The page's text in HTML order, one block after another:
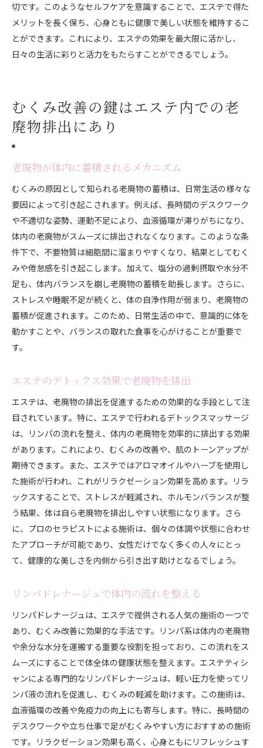
切です。このようなセルフケアを意識することで、エステで得た
メリットを長く保ち、心身ともに健康で美しい状態を維持するこ
とができます。これにより、エステの効果を最大限に活かし、
日々の生活に彩りと活力をもたらすことができるでしょう。
むくみ改善の鍵はエステ内での老
廃物排出にあり
老廃物が体内に蓄積されるメカニズム
むくみの原因として知られる老廃物の蓄積は、日常生活の様々な
要因によって引き起こされます。例えば、長時間のデスクワーク
や不適切な姿勢、運動不足により、血液循環が滞りがちになり、
体内の老廃物がスムーズに排出されなくなります。このような条
件下で、不要物質は細胞間に溜まりやすくなり、結果としてむく
みや倦怠感を引き起こします。加えて、塩分の過剰摂取や水分不
足も、体内バランスを崩し老廃物の蓄積を助長します。さらに、
ストレスや睡眠不足が続くと、体の自浄作用が弱まり、老廃物の
蓄積が促進されます。このため、日常生活の中で、意識的に体を
動かすことや、バランスの取れた食事を心がけることが重要で
す。
エステのデトックス効果で老廃物を排出
エステは、老廃物の排出を促進するための効果的な手段として注
目されています。特に、エステで行われるデトックスマッサージ
は、リンパの流れを整え、体内の老廃物を効率的に排出する効果
があります。これにより、むくみの改善や、肌のトーンアップが
期待できます。また、エステではアロマオイルやハーブを使用し
た施術が行われ、これがリラクゼーション効果を高めます。リラ
ックスすることで、ストレスが軽減され、ホルモンバランスが整
う結果、体は自ら老廃物を排出しやすい状態になります。さら
に、プロのセラピストによる施術は、個々の体調や状態に合わせ
たアプローチが可能であり、女性だけでなく多くの人々にとっ
て、健康的な美しさを内側から引き出す助けとなるでしょう。
リンパドレナージュで体内の流れを整える
リンパドレナージュは、エステで提供される人気の施術の一つで
あり、むくみ改善に効果的な手法です。リンパ系は体内の老廃物
や余分な水分を運搬する重要な役割を担っており、この流れをス
ムーズにすることで体全体の健康状態を整えます。エステティシ
ャンによる専門的なリンパドレナージュは、軽い圧力を使ってリ
ンパ液の流れを促進し、むくみの軽減を助けます。この施術は、
血液循環の改善や免疫力の向上にも寄与します。特に、長時間の
デスクワークや立ち仕事で足がむくみやすい方におすすめの施術
です。リラクゼーション効果も高く、心身ともにリフレッシュす